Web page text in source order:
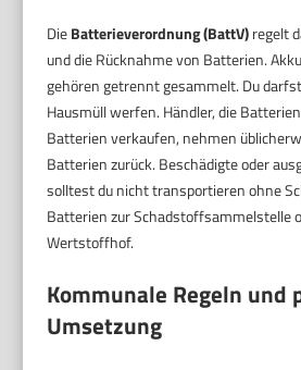
DieBatterieverordnung (BattV)regelt
und die Rücknahme von Batterien.
gehören getrennt gesammelt. Du
Hausmüll werfen. Händler, die
Batterien verkaufen, nehmen
Batterien zurück. Beschädigte oder
solltest du nicht transportieren ohne
Batterien zur Schadstoffsammelstelle
Wertstoffhof.
Kommunale Regeln und
Umsetzung